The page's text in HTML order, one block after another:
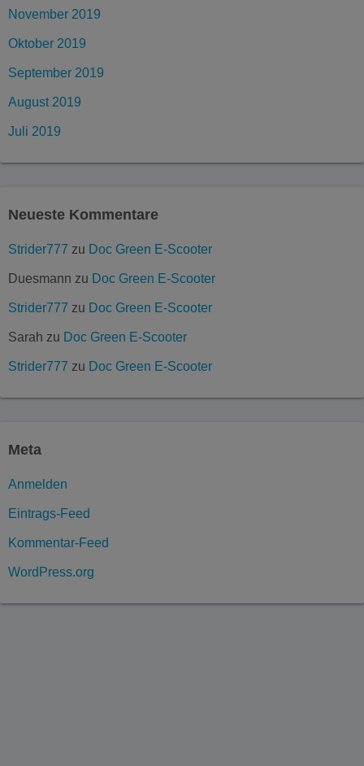
November 2019
Oktober 2019
September 2019
August 2019
Juli 2019
Neueste Kommentare
Strider777 zu Doc Green E-Scooter
Duesmann zu Doc Green E-Scooter
Strider777 zu Doc Green E-Scooter
Sarah zu Doc Green E-Scooter
Strider777 zu Doc Green E-Scooter
Meta
Anmelden
Eintrags-Feed
Kommentar-Feed
WordPress.org